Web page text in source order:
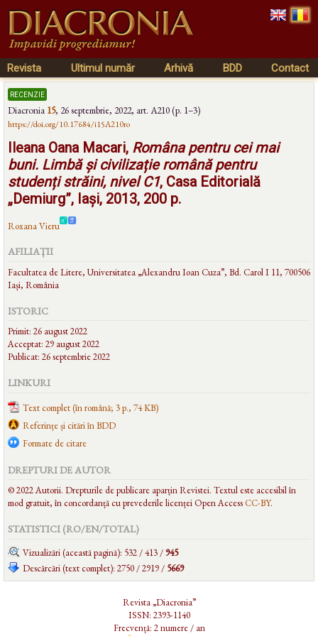
Revista Ultimul număr Arhivă BDD Contact
recenzie
Diacronia 15, 26 septembrie, 2022, art. A210 (p. 1–3)
https://doi.org/10.17684/i15A210ro
Ileana Oana Macari, Româna pentru cei mai
buni. Limbă și civilizație română pentru
studenți străini, nivel C1, Casa Editorială
„Demiurg”, Iași, 2013, 200 p.
Roxana Vieru
AFILIAȚII
Facultatea de Litere, Universitatea „Alexandru Ioan Cuza”, Bd. Carol I 11, 700506
Iași, România
ISTORIC
Primit: 26 august 2022
Acceptat: 29 august 2022
Publicat: 26 septembrie 2022
LINKURI
Text complet (în română; 3 p., 74 KB)
Referințe și citări în BDD
Formate de citare
DREPTURI DE AUTOR
© 2022 Autorii. Drepturile de publicare aparțin Revistei. Textul este accesibil în
mod gratuit, în concordanță cu prevederile licenței Open AccessCC-BY.
STATISTICI (RO/EN/TOTAL)
Vizualizări (această pagină): 532 / 413 /945
Descărcări (text complet): 2750 / 2919 / 5669
Revista „Diacronia”
ISSN: 2393-1140
Frecvență: 2 numere / an